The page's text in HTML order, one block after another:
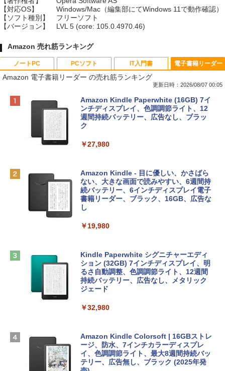
【対応OS】
Windows/Mac（編集部にてWindows 11で動作確認）
【ソフト種別】
フリーソフト
【バージョン】
LVL 5 (core: 105.0.4970.46)
Amazon 売れ筋ランキング
ノートPC
Apple 2026 MacBook Neo A18 Proチッ
プ搭載13インチノートブック：AIとAppl
e Intelligence、Liquid Retinaディスプ
レイ、8GBメモリ、512GB SSD、1080p
ィゴ + 3年延長 AppleCare+ for 13インチ
￥162,598
tomtoc 360°保護 15.6 16インチ パソコ
ンケース Dell NEC Lavie ASUS HP dyna
Apple 2026 MacBook Air M5チップ搭載
13インチノートブック：AIとApple Intell
igence、13.6インチLiquid Retinaディ
スプレイ、24GBユニファイドメモリ、1
ラ、Touch ID - ミッドナイト + 3年延長
￥347,600
PCソフト
Robloxギフトカード - 800 Robux 【限
定バーチャルアイテムを含む】 【オンラ
インゲームコード】 ロブロックス | オン
ラインコード版
￥1,300
Robloxギフトカード - 2,000 Robux 【限
定バーチャルアイテムを含む】 【オンラ
インゲームコード】 ロブロックス | オン
ラインコード版
4(最新 永続版)|オンラインコード版|Wind
ows11、10/mac対応|PC2台
￥39,582
Robloxギフトカード - 1000 Robux 【限
ラインコード版
￥1,600
IT入門書
生成AIパスポート公式テキスト 第４版
￥1,766
出す プロンプトの言葉 AI画像生成シリー
ズ (はぴーイラストLabo)
￥480
ClaudeCode いちばんやさしい 教科書:
にもKindle出版にも！ 非エンジニアのた
めのAIコーディング入門シリーズ
￥99
FM TOWNS ハイパー・カタログ: 本体ハ
￥1,600
電子書籍リーダー
Amazon 電子書籍リーダー の売れ筋ランキング
更新日時：2026/08/07 00:05
Amazon Kindle Paperwhite (16GB) 7イ
ンチディスプレイ、色調調節ライト、12
週間持続バッテリー、広告なし、ブラッ
ク
￥27,980
Amazon Kindle - 目に優しい、かさばら
ない、大きな画面で読みやすい、6週間持
続バッテリー、6インチディスプレイ電子
書籍リーダー、ブラック、16GB、広告な
し
￥19,980
Kindle Paperwhite シグニチャーエディ
ション (32GB) 7インチディスプレイ、明
るさ自動調整、色調調節ライト、12週間
持続バッテリー、広告なし、メタリック
ジェード
￥32,980
Amazon Kindle Colorsoft | 16GBストレ
ージ、防水、7インチカラーディスプレ
イ、色調調節ライト、最大8週間持続バッ
テリー、広告無し、ブラック (2025年発